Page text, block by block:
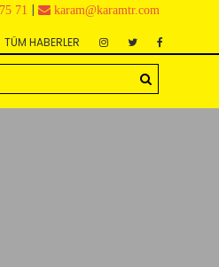
71 | karam@karamtr.com
TÜM HABERLER